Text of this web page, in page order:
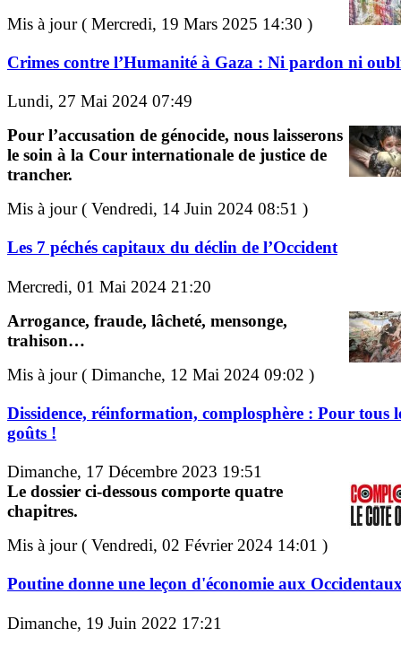
Mis à jour ( Mercredi, 19 Mars 2025 14:30 )
Crimes contre l’Humanité à Gaza : Ni pardon ni
Lundi, 27 Mai 2024 07:49
Pour l’accusation de génocide, nous laisserons
le soin à la Cour internationale de justice de
trancher.
Mis à jour ( Vendredi, 14 Juin 2024 08:51 )
Les 7 péchés capitaux du déclin de l’Occident
Mercredi, 01 Mai 2024 21:20
Arrogance, fraude, lâcheté, mensonge,
trahison…
Mis à jour ( Dimanche, 12 Mai 2024 09:02 )
Dissidence, réinformation, complosphère : Pour tous
goûts !
Dimanche, 17 Décembre 2023 19:51
Le dossier ci-dessous comporte quatre
chapitres.
Mis à jour ( Vendredi, 02 Février 2024 14:01 )
Poutine donne une leçon d'économie aux
Dimanche, 19 Juin 2022 17:21